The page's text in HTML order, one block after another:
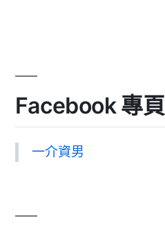
Facebook 專頁
一介資男